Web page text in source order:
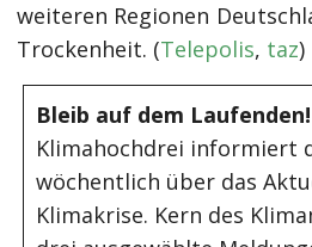
weiteren Regionen
Trockenheit. (Telepolis, taz)
Bleib auf dem Laufenden!
Klimahochdrei informiert
wöchentlich über das
Klimakrise. Kern des